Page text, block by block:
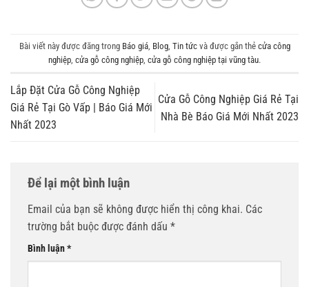
Bài viết này được đăng trong Báo giá, Blog, Tin tứcvà được gắn thẻ cửa công
nghiệp cửa gỗ công nghiệp cửa gỗ công nghiệp tại vũng tàu.
Lắp Đặt Cửa Gỗ Công Nghiệp
Giá Rẻ Tại Gò Vấp | Báo Giá Mới
Nhất 2023
Cửa Gỗ Công Nghiệp Giá Rẻ Tại
Nhà Bè Báo Giá Mới Nhất 2023
Để lại một bình luận
Email của bạn sẽ không được hiển thị công khai. Các
trường bắt buộc được đánh dấu *
Bình luận*